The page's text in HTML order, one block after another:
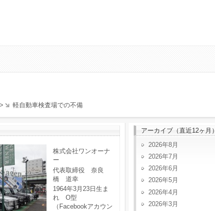
> 軽自動車検査場での不備
株式会社ワンオーナ
ー
代表取締役 奈良
橋 道幸
1964年3月23日生ま
れ O型
（Facebookアカウン
アーカイブ（直近12ヶ月）
2026年8月
2026年7月
2026年6月
2026年5月
2026年4月
2026年3月